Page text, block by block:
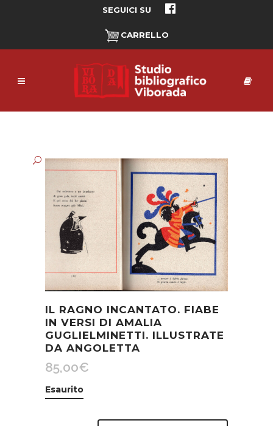
SEGUICI SU
CARRELLO
IL RAGNO INCANTATO. FIABE
IN VERSI DI AMALIA
GUGLIELMINETTI. ILLUSTRATE
DA ANGOLETTA
85,00€
Esaurito